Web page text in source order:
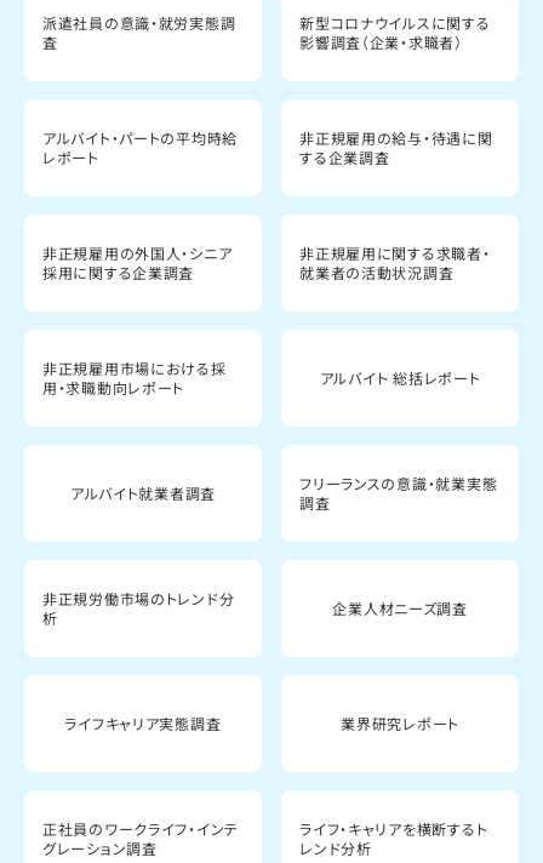
派遣社員の意識・就労実態調
査
新型コロナウイルスに関する
影響調査（企業・求職者）
アルバイト・パートの平均時給
レポート
非正規雇用の給与・待遇に関
する企業調査
非正規雇用の外国人・シニア
採用に関する企業調査
非正規雇用に関する求職者・
就業者の活動状況調査
非正規雇用市場における採
用・求職動向レポート
アルバイト 総括レポート
アルバイト就業者調査
フリーランスの意識・就業実態
調査
非正規労働市場のトレンド分
析
企業人材ニーズ調査
ライフキャリア実態調査 業界研究レポート
正社員のワークライフ・インテ
グレーション調査
ライフ・キャリアを横断するト
レンド分析